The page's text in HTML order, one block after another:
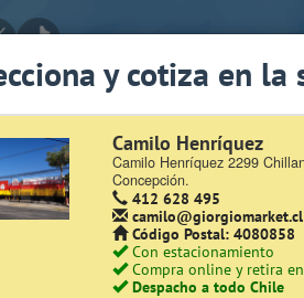
| Zona Cliente Quiénes somos
Sugererir productos
y cotiza en
Camilo Henríquez
Camilo Henríquez 2299
Concepción.
412 628 495
camilo@giorgiomarket.cl
Código Postal: 4080858
Con estacionamiento
Compra online y retira
Despacho a todo Chile